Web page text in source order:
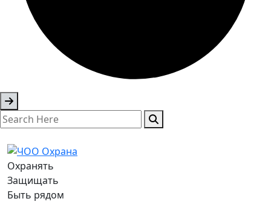
Охранять
Защищать
Быть рядом